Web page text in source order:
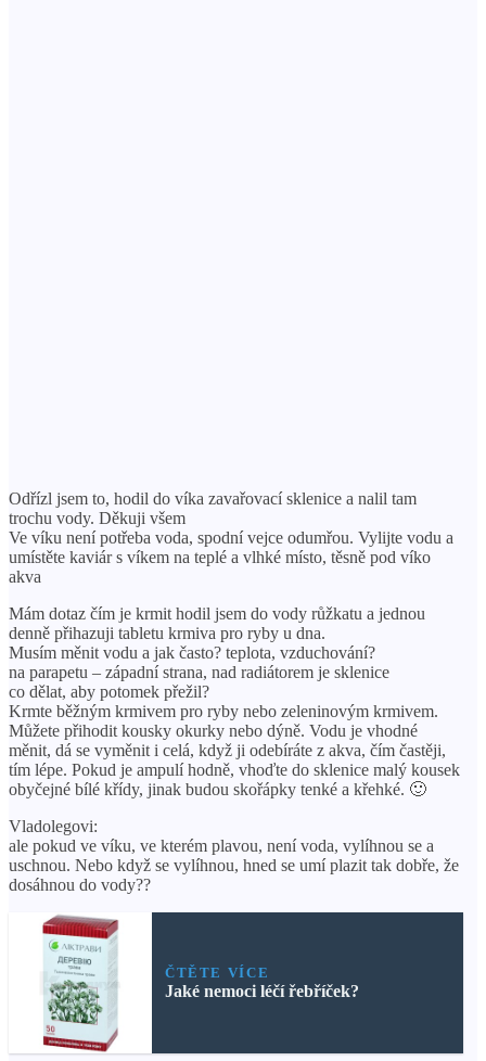
Odřízl jsem to, hodil do víka zavařovací sklenice a nalil tam
trochu vody. Děkuji všem
Ve víku není potřeba voda, spodní vejce odumřou. Vylijte vodu a
umístěte kaviár s víkem na teplé a vlhké místo, těsně pod víko
akva
Mám dotaz čím je krmit hodil jsem do vody růžkatu a jednou
denně přihazuji tabletu krmiva pro ryby u dna.
Musím měnit vodu a jak často? teplota, vzduchování?
na parapetu – západní strana, nad radiátorem je sklenice
co dělat, aby potomek přežil?
Krmte běžným krmivem pro ryby nebo zeleninovým krmivem.
Můžete přihodit kousky okurky nebo dýně. Vodu je vhodné
měnit, dá se vyměnit i celá, když ji odebíráte z akva, čím častěji,
tím lépe. Pokud je ampulí hodně, vhoďte do sklenice malý kousek
obyčejné bílé křídy, jinak budou skořápky tenké a křehké. 🙂
Vladolegovi:
ale pokud ve víku, ve kterém plavou, není voda, vylíhnou se a
uschnou. Nebo když se vylíhnou, hned se umí plazit tak dobře, že
dosáhnou do vody??
ČTĚTE VÍCE
Jaké nemoci léčí řebříček?